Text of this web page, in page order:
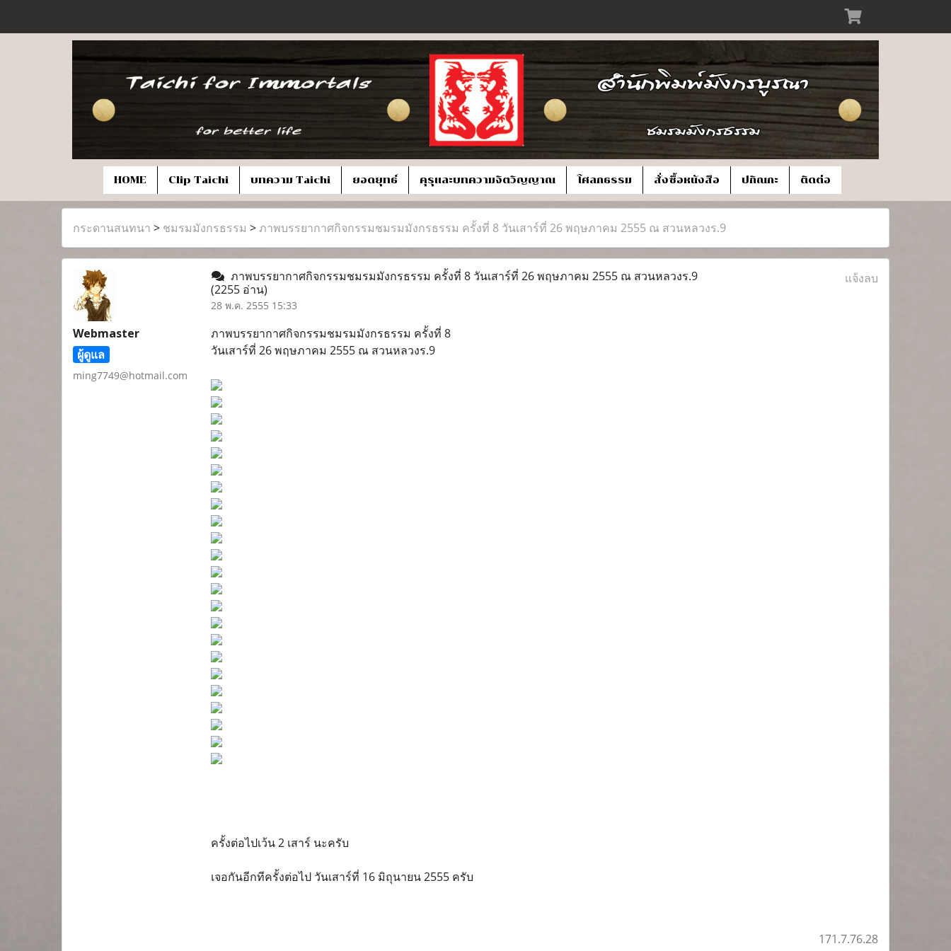
HOME Clip Taichi บทความ Taichi ยอดยุทธ์ คุรุและบทความจิตวิญญาณ โศลกธรรม สั่งซื้อหนังสือ ปกิณกะ ติดต่อ
กระดานสนทนา > ชมรมมังกรธรรม >ภาพบรรยากาศกิจกรรมชมรมมังกรธรรม ครั้งที่ 8 วันเสาร์ที่ 26 พฤษภาคม 2555 ณ สวนหลวงร.9
Webmaster
ผู้ดูแล
ming7749@hotmail.com
ภาพบรรยากาศกิจกรรมชมรมมังกรธรรม ครั้งที่ 8 วันเสาร์ที่ 26 พฤษภาคม 2555 ณ สวนหลวงร.9
(2255 อ่าน)
28 พ.ค. 2555 15:33
แจ้งลบ
ภาพบรรยากาศกิจกรรมชมรมมังกรธรรม ครั้งที่ 8
วันเสาร์ที่ 26 พฤษภาคม 2555 ณ สวนหลวงร.9
ครั้งต่อไปเว้น 2 เสาร์ นะครับ
เจอกันอีกทีครั้งต่อไป วันเสาร์ที่ 16 มิถุนายน 2555 ครับ
171.7.76.28